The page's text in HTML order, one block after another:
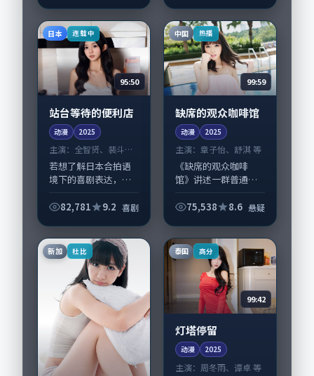
线；取景与声音设计
凸显日本城市质感，
适合...
线；取景与声音设计
凸显中国大陆城市质
感，适...
日本 连载中
95:50
站台等待的便利店
动漫 2025
主演： 全智贤、裴斗娜
等
若想了解日本合拍语
境下的喜剧表达，
店》值得关注：剧情
贤、裴斗娜与配角群
戏并重。影片2025年
82,781 9.2 喜剧
中国 热播
99:59
缺席的观众咖啡馆
动漫 2025
主演：章子怡、舒淇 等
《缺席的观众咖啡
馆》讲述一群普通人
写人生轨迹的故事，
导演陈凯歌擅长留白
叙事，章子怡、舒淇
75,538 8.6 悬疑
新加 杜比 泰国 高分
99:42
灯塔停留
动漫 2025
主演： 周冬雨、谭卓 等